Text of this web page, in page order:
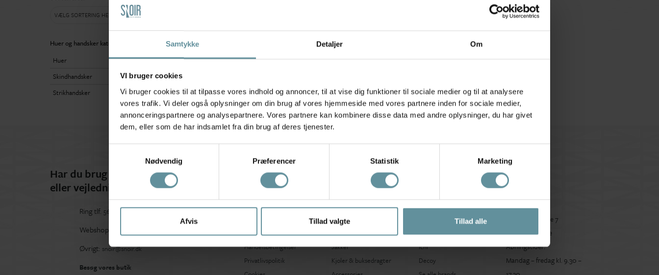
Samtykke Detaljer Om
VI bruger cookies
Vi bruger cookies til at tilpasse vores indhold og annoncer, til at vise dig funktioner til sociale medier og til at analysere
vores trafik. Vi deler også oplysninger om din brug af vores hjemmeside med vores partnere inden for sociale medier,
annonceringspartnere og analysepartnere. Vores partnere kan kombinere disse data med andre oplysninger, du har givet
dem, eller som de har indsamlet fra din brug af deres tjenester.
Nødvendig
Præferencer Statistik Marketing
Afvis Tillad valgte Tillad alle
VÆLG SORTERING HER
Huer og handsker kategorier
Huer
Skindhandsker
Strikhandsker
Har du brug for hjælp
eller vejledning?
Tilmeld kundeklub
Få nyheder og inspiration TILMELD
Ring tlf. 56 91 00 90
Webshop henvendelser
Øvrigt: snoir@snoir.dk
Besøg vores butik
Kundeservice
Besøg vores butik
Handelsbetingelser
Privatlivspolitik
Kategorier
Overdele
Underdele
Jakker
Kjoler & buksedragter
Brands
Fransa
Ichi
Decoy
Besøg butik
Store Torvegade 7
DK-3700 Rønne
Åbningstider:
Mandag – fredag kl. 9.30 –